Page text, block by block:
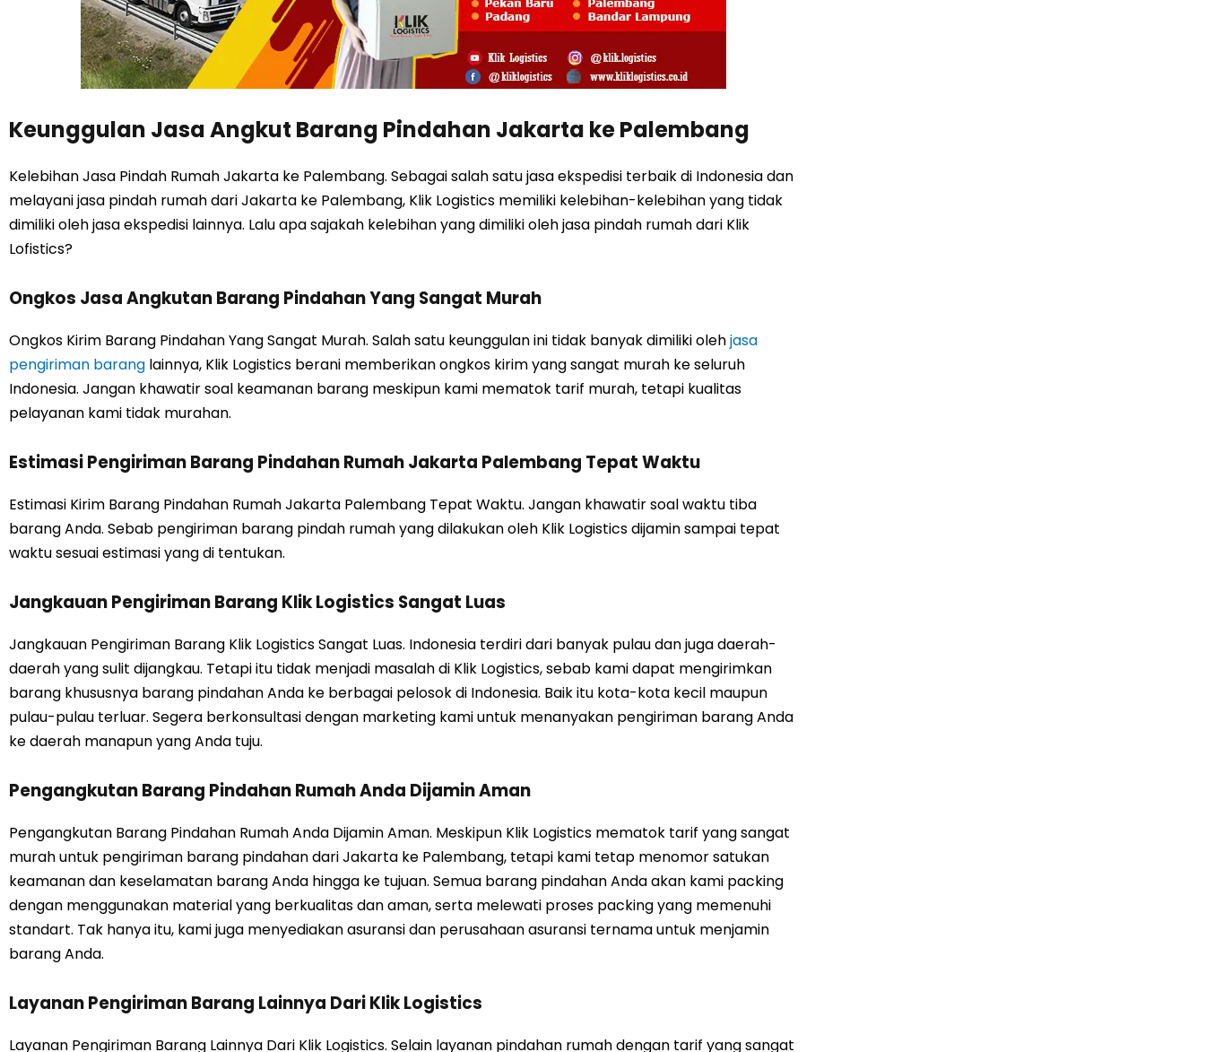
Keunggulan Jasa Angkut Barang Pindahan Jakarta ke Palembang
Kelebihan Jasa Pindah Rumah Jakarta ke Palembang. Sebagai salah satu jasa ekspedisi terbaik di Indonesia dan
melayani jasa pindah rumah dari Jakarta ke Palembang, Klik Logistics memiliki kelebihan-kelebihan yang tidak
dimiliki oleh jasa ekspedisi lainnya. Lalu apa sajakah kelebihan yang dimiliki oleh jasa pindah rumah dari Klik
Lofistics?
Ongkos Jasa Angkutan Barang Pindahan Yang Sangat Murah
Ongkos Kirim Barang Pindahan Yang Sangat Murah. Salah satu keunggulan ini tidak banyak dimiliki olehjasa
pengiriman barang lainnya, Klik Logistics berani memberikan ongkos kirim yang sangat murah ke seluruh
Indonesia. Jangan khawatir soal keamanan barang meskipun kami mematok tarif murah, tetapi kualitas
pelayanan kami tidak murahan.
Estimasi Pengiriman Barang Pindahan Rumah Jakarta Palembang Tepat Waktu
Estimasi Kirim Barang Pindahan Rumah Jakarta Palembang Tepat Waktu. Jangan khawatir soal waktu tiba
barang Anda. Sebab pengiriman barang pindah rumah yang dilakukan oleh Klik Logistics dijamin sampai tepat
waktu sesuai estimasi yang di tentukan.
Jangkauan Pengiriman Barang Klik Logistics Sangat Luas
Jangkauan Pengiriman Barang Klik Logistics Sangat Luas. Indonesia terdiri dari banyak pulau dan juga daerah-
daerah yang sulit dijangkau. Tetapi itu tidak menjadi masalah di Klik Logistics, sebab kami dapat mengirimkan
barang khususnya barang pindahan Anda ke berbagai pelosok di Indonesia. Baik itu kota-kota kecil maupun
pulau-pulau terluar. Segera berkonsultasi dengan marketing kami untuk menanyakan pengiriman barang Anda
ke daerah manapun yang Anda tuju.
Pengangkutan Barang Pindahan Rumah Anda Dijamin Aman
Pengangkutan Barang Pindahan Rumah Anda Dijamin Aman. Meskipun Klik Logistics mematok tarif yang sangat
murah untuk pengiriman barang pindahan dari Jakarta ke Palembang, tetapi kami tetap menomor satukan
keamanan dan keselamatan barang Anda hingga ke tujuan. Semua barang pindahan Anda akan kami packing
dengan menggunakan material yang berkualitas dan aman, serta melewati proses packing yang memenuhi
standart. Tak hanya itu, kami juga menyediakan asuransi dan perusahaan asuransi ternama untuk menjamin
barang Anda.
Layanan Pengiriman Barang Lainnya Dari Klik Logistics
Layanan Pengiriman Barang Lainnya Dari Klik Logistics. Selain layanan pindahan rumah dengan tarif yang sangat